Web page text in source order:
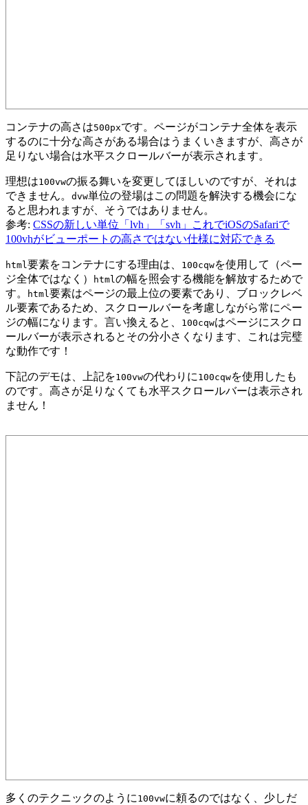
コンテナの高さは500pxです。ページがコンテナ全体を表示
するのに十分な高さがある場合はうまくいきますが、高さが
足りない場合は水平スクロールバーが表示されます。
理想は100vwの振る舞いを変更してほしいのですが、それは
できません。 dvw単位の登場はこの問題を解決する機会にな
ると思われますが、そうではありません。
参考: CSSの新しい単位「lvh」「svh」これでiOSのSafariで
100vhがビューポートの高さではない仕様に対応できる
html要素をコンテナにする理由は、 100cqwを使用して（ペー
ジ全体ではなく）
htmlの幅を照会する機能を解放するためで
す。
html要素はページの最上位の要素であり、ブロックレベ
ル要素であるため、スクロールバーを考慮しながら常にペー
ジの幅になります。言い換えると、
100cqwはページにスクロ
ールバーが表示されるとその分小さくなります、これは完璧
な動作です！
下記のデモは、上記を100vwの代わりに 100cqwを使用したも
のです。 高さが足りなくても水平スクロールバーは表示され
ません！
多くのテクニックのように 100vwに頼るのではなく、少しだ